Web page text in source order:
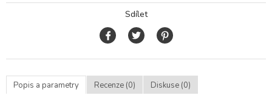
Sdílet
Popis a parametry Recenze (0) Diskuse (0)